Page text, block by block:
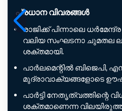
പ്രധാന വിവരങ്ങൾ
രാജിക്ക് പിന്നാലെ
വലിയ സംഘടനാ ചുമതല
ശക്തമായി.
പാർലമെന്റിൽ ബിജെപി,
മുദ്രാവാക്യങ്ങളോടെ
പാർട്ടി നേതൃത്വത്തിന്റെ
ശക്തമാണെന്ന